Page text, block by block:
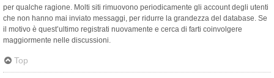
per qualche ragione. Molti siti rimuovono periodicamente gli account degli utenti
che non hanno mai inviato messaggi, per ridurre la grandezza del database. Se
il motivo è quest’ultimo registrati nuovamente e cerca di farti coinvolgere
maggiormente nelle discussioni.
Top